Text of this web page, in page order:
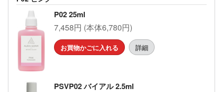
P02 25ml
7,458円 (本体6,780円)
お買物かごに入れる 詳細
PSVP02 バイアル 2.5ml